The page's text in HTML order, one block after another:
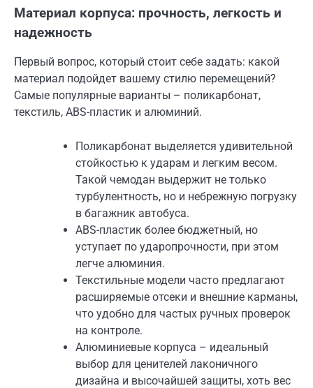
Материал корпуса: прочность, легкость и
надежность
Первый вопрос, который стоит себе задать: какой
материал подойдет вашему стилю перемещений?
Самые популярные варианты – поликарбонат,
текстиль, ABS-пластик и алюминий.
Поликарбонат выделяется удивительной
стойкостью к ударам и легким весом.
Такой чемодан выдержит не только
турбулентность, но и небрежную погрузку
в багажник автобуса.
ABS-пластик более бюджетный, но
уступает по ударопрочности, при этом
легче алюминия.
Текстильные модели часто предлагают
расширяемые отсеки и внешние карманы,
что удобно для частых ручных проверок
на контроле.
Алюминиевые корпуса – идеальный
выбор для ценителей лаконичного
дизайна и высочайшей защиты, хоть вес